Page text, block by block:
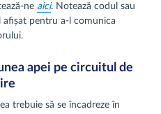
neaici. Notează codul sau
afișat pentru a-l comunica
apei pe circuitul de
trebuie să se încadreze în